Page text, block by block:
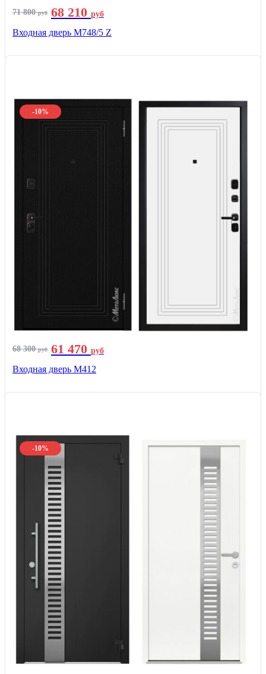
71 800руб 68 210 руб
Входная дверь М748/5 Z
-10%
68 300руб 61 470 руб
Входная дверь М412
-10%